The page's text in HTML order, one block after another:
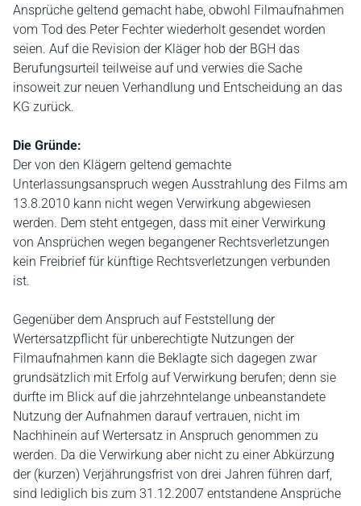
Ansprüche geltend gemacht habe, obwohl Filmaufnahmen
vom Tod des Peter Fechter wiederholt gesendet worden
seien. Auf die Revision der Kläger hob der BGH das
Berufungsurteil teilweise auf und verwies die Sache
insoweit zur neuen Verhandlung und Entscheidung an das
KG zurück.
Die Gründe:
Der von den Klägern geltend gemachte
Unterlassungsanspruch wegen Ausstrahlung des Films am
13.8.2010 kann nicht wegen Verwirkung abgewiesen
werden. Dem steht entgegen, dass mit einer Verwirkung
von Ansprüchen wegen begangener Rechtsverletzungen
kein Freibrief für künftige Rechtsverletzungen verbunden
ist.
Gegenüber dem Anspruch auf Feststellung der
Wertersatzpflicht für unberechtigte Nutzungen der
Filmaufnahmen kann die Beklagte sich dagegen zwar
grundsätzlich mit Erfolg auf Verwirkung berufen; denn sie
durfte im Blick auf die jahrzehntelange unbeanstandete
Nutzung der Aufnahmen darauf vertrauen, nicht im
Nachhinein auf Wertersatz in Anspruch genommen zu
werden. Da die Verwirkung aber nicht zu einer Abkürzung
der (kurzen) Verjährungsfrist von drei Jahren führen darf,
sind lediglich bis zum 31.12.2007 entstandene Ansprüche